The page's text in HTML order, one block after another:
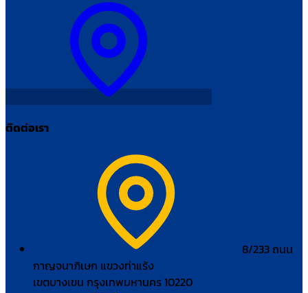
ติดต่อเรา
8/233 ถนน
กาญจนาภิเษก แขวงท่าแร้ง
เขตบางเขน กรุงเทพมหานคร 10220